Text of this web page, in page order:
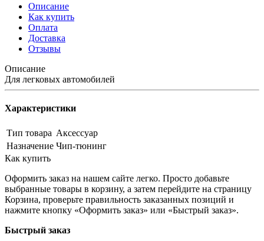
Описание
Как купить
Оплата
Доставка
Отзывы
Описание
Для легковых автомобилей
Характеристики
Тип товара Аксессуар
Назначение Чип-тюнинг
Как купить
Оформить заказ на нашем сайте легко. Просто добавьте
выбранные товары в корзину, а затем перейдите на страницу
Корзина, проверьте правильность заказанных позиций и
нажмите кнопку «Оформить заказ» или «Быстрый заказ».
Быстрый заказ